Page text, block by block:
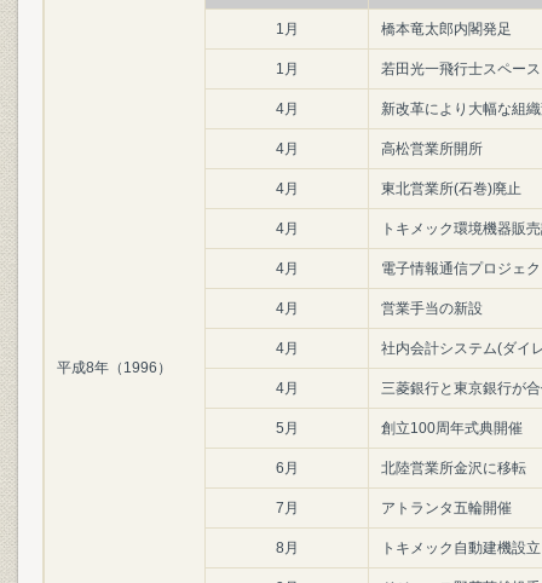
平成8年（1996）
1月 橋本竜太郎内閣発足
1月 若田光一飛行士スペー
4月 新改革により大幅な組
4月 高松営業所開所
4月 東北営業所(石巻)廃止
4月 トキメック環境機器販
4月 電子情報通信プロジェ
4月 営業手当の新設
4月 社内会計システム(ダイ
4月 三菱銀行と東京銀行が
5月 創立100周年式典開催
6月 北陸営業所金沢に移転
7月 アトランタ五輪開催
8月 トキメック自動建機設立